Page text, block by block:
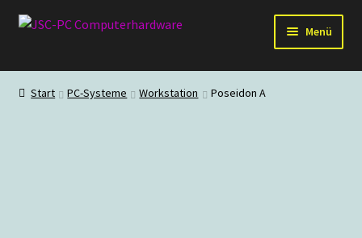
Zur
Zum
Menü
Hardware
Start PC-Systeme Workstation Poseidon A